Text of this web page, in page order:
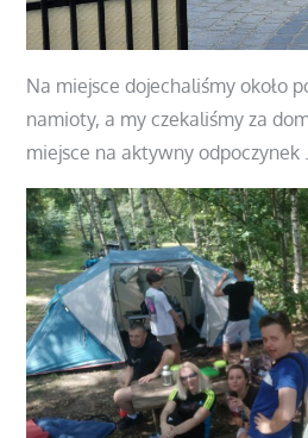
Na miejsce dojechaliśmy około
namioty, a my czekaliśmy za
miejsce na aktywny odpoczynek .